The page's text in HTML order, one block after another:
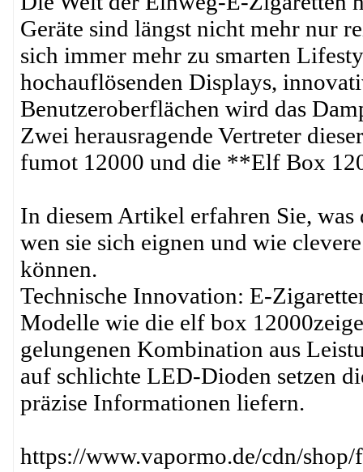
Geräte sind längst nicht mehr nur
sich immer mehr zu smarten
hochauflösenden Displays,
Benutzeroberflächen wird das
Zwei herausragende Vertreter
fumot 12000 und die **Elf Box
In diesem Artikel erfahren Sie, was
wen sie sich eignen und wie
können.
Technische Innovation: E-
Modelle wie die elf box
gelungenen Kombination aus
auf schlichte LED-Dioden setzen
präzise Informationen liefern.
https://www.vapormo.de/cdn/